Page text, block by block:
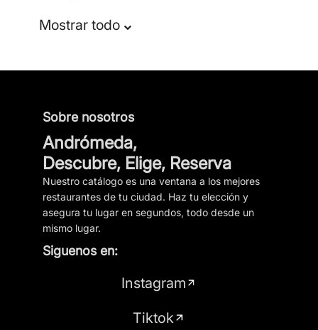
Mostrar todo
Sobre nosotros
Andrómeda,
Descubre, Elige, Reserva
Nuestro catálogo es una ventana a los mejores
restaurantes de tu ciudad. Haz tu elección y
asegura tu lugar en segundos, todo desde un
mismo lugar.
Siguenos en:
Instagram
Tiktok